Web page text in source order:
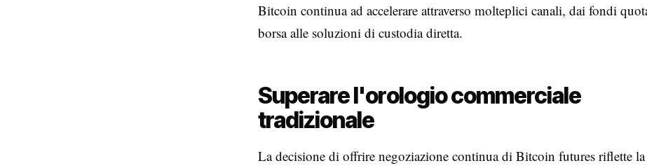
Bitcoin continua ad accelerare attraverso molteplici canali, dai fondi
borsa alle soluzioni di custodia diretta.
Superare l'orologio commerciale
tradizionale
La decisione di offrire negoziazione continua di Bitcoin futures riflette la